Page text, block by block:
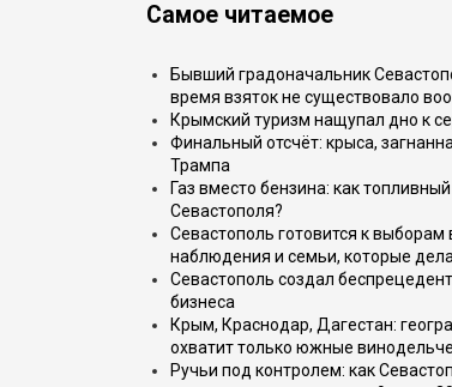
Самое читаемое
Бывший градоначальник
время взяток не существовало
Крымский туризм нащупал дно к
Финальный отсчёт: крыса,
Трампа
Газ вместо бензина: как
Севастополя?
Севастополь готовится к выборам
наблюдения и семьи, которые
Севастополь создал
бизнеса
Крым, Краснодар, Дагестан:
охватит только южные
Ручьи под контролем: как